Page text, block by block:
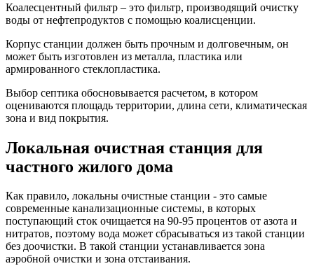
Коалесцентный фильтр – это фильтр, производящий очистку
воды от нефтепродуктов с помощью коалисценции.
Корпус станции должен быть прочным и долговечным, он
может быть изготовлен из металла, пластика или
армированного стеклопластика.
Выбор септика обосновывается расчетом, в котором
оцениваются площадь территории, длина сети, климатическая
зона и вид покрытия.
Локальная очистная станция для
частного жилого дома
Как правило, локальны очистные станции - это самые
современные канализационные системы, в которых
поступающий сток очищается на 90-95 процентов от азота и
нитратов, поэтому вода может сбрасываться из такой станции
без доочистки. В такой станции устанавливается зона
аэробной очистки и зона отстаивания.